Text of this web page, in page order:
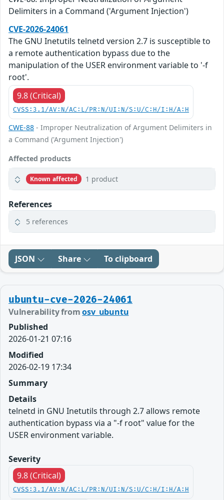
Delimiters in a Command ('Argument Injection')
CVE-2026-24061
The GNU Inetutils telnetd version 2.7 is susceptible to
a remote authentication bypass due to the
manipulation of the USER environment variable to '-f
root'.
9.8 (Critical)
CVSS:3.1/AV:N/AC:L/PR:N/UI:N/S:U/C:H/I:H/A:H
CWE-88 - Improper Neutralization of Argument Delimiters in
a Command ('Argument Injection')
Affected products
Known affected 1 product
References
5 references
JSON Share To clipboard
ubuntu-cve-2026-24061
Vulnerability fromosv_ubuntu
Published
2026-01-21 07:16
Modified
2026-02-19 17:34
Summary
Details
telnetd in GNU Inetutils through 2.7 allows remote
authentication bypass via a "-f root" value for the
USER environment variable.
Severity
9.8 (Critical)
CVSS:3.1/AV:N/AC:L/PR:N/UI:N/S:U/C:H/I:H/A:H